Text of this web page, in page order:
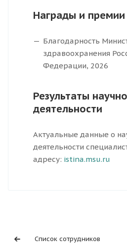
Награды и премии
Благодарность
здравоохранения
Федерации, 2026
Результаты
деятельности
Актуальные данные о
деятельности
адресу: istina.msu.ru
Список сотрудников